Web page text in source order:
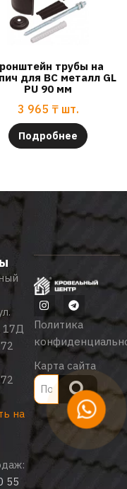
трубы на
для ВС металл GL
PU 90 мм
3 965 ₸ шт.
Подробнее
17Д
на
55
Политика
Карта сайта